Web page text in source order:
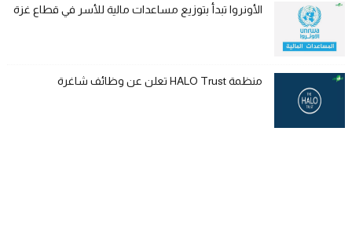
الأونروا تبدأ بتوزيع مساعدات مالية للأسر في قطاع غزة
منظمة HALO Trust تعلن عن وظائف شاغرة